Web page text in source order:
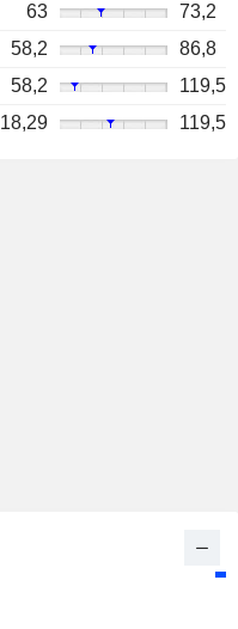
63
73,2
58,2
86,8
58,2
119,5
18,29 119,5